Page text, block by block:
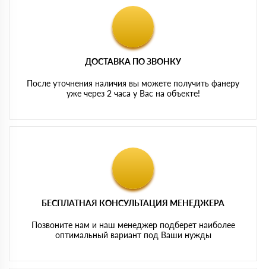
ДОСТАВКА ПО ЗВОНКУ
После уточнения наличия вы можете получить фанеру
уже через 2 часа у Вас на объекте!
БЕСПЛАТНАЯ КОНСУЛЬТАЦИЯ МЕНЕДЖЕРА
Позвоните нам и наш менеджер подберет наиболее
оптимальный вариант под Ваши нужды